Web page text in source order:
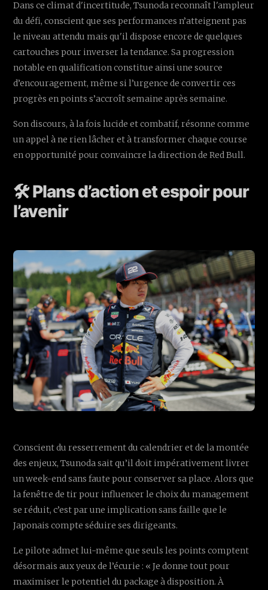
Dans ce climat d'incertitude, Tsunoda reconnaît l'ampleur
du défi, conscient que ses performances n’atteignent pas
le niveau attendu mais qu'il dispose encore de quelques
cartouches pour inverser la tendance. Sa progression
notable en qualification constitue ainsi une source
d’encouragement, même si l’urgence de convertir ces
progrès en points s’accroît semaine après semaine.
Son discours, à la fois lucide et combatif, résonne comme
un appel à ne rien lâcher et à transformer chaque course
en opportunité pour convaincre la direction de Red Bull.
🛠️ Plans d’action et espoir pour
l’avenir
Conscient du resserrement du calendrier et de la montée
des enjeux, Tsunoda sait qu’il doit impérativement livrer
un week-end sans faute pour conserver sa place. Alors que
la fenêtre de tir pour influencer le choix du management
se réduit, c’est par une implication sans faille que le
Japonais compte séduire ses dirigeants.
Le pilote admet lui-même que seuls les points comptent
désormais aux yeux de l’écurie : « Je donne tout pour
maximiser le potentiel du package à disposition. À